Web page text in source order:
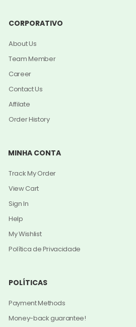
CORPORATIVO
About Us
Team Member
Career
Contact Us
Affilate
Order History
MINHA CONTA
Track My Order
View Cart
Sign In
Help
My Wishlist
Política de Privacidade
POLÍTICAS
Payment Methods
Money-back guarantee!